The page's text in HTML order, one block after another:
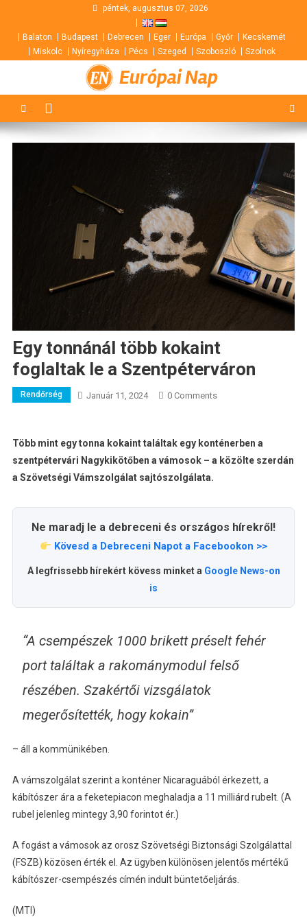
content
péntek, augusztus 07, 2026
Balaton Budapest Debrecen Eger Európa Győr
Kecskemét
Miskolc
Nyíregyháza Pécs Szeged Szoboszló Szolnok
Európai Nap
Egy tonnánál több kokaint
foglaltak le a Szentpéterváron
Rendőrség Január 11, 2024 0 Comments
Több mint egy tonna kokaint találtak egy konténerben a
szentpétervári Nagykikötőben a vámosok – a közölte szerdán
a Szövetségi Vámszolgálat sajtószolgálata.
Ne maradj le a debreceni és országos hírekről!
Kövesd a Debreceni Napot a Facebookon >>
A legfrissebb hírekért kövess minket a Google News-on
is
“A csempészek 1000 brikett préselt fehér
port találtak a rakománymodul felső
részében. Szakértői vizsgálatok
megerősítették, hogy kokain”
– áll a kommünikében.
A vámszolgálat szerint a konténer Nicaraguából érkezett, a
kábítószer ára a feketepiacon meghaladja a 11 milliárd rubelt. (A
rubel jelenleg mintegy 3,90 forintot ér.)
A fogást a vámosok az orosz Szövetségi Biztonsági Szolgálattal
(FSZB) közösen érték el. Az ügyben különösen jelentős mértékű
kábítószer-csempészés címén indult büntetőeljárás.
(MTI)